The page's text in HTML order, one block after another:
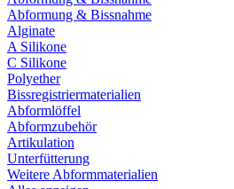
Abformung & Bissnahme
Alginate
A Silikone
C Silikone
Polyether
Bissregistriermaterialien
Abformlöffel
Abformzubehör
Artikulation
Unterfütterung
Weitere Abformmaterialien